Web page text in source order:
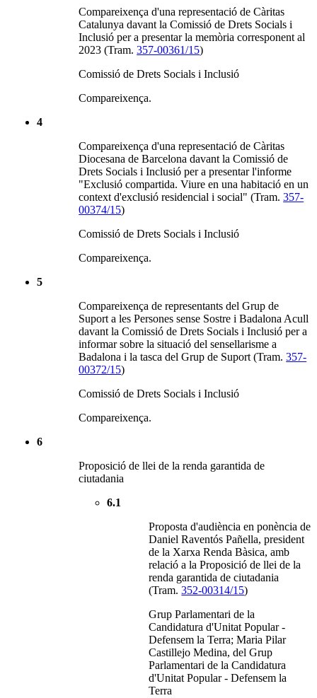
Compareixença d'una representació de Càritas
Catalunya davant la Comissió de Drets Socials i
Inclusió per a presentar la memòria corresponent al
2023 (Tram.357-00361/15)
Comissió de Drets Socials i Inclusió
Compareixença.
4
Compareixença d'una representació de Càritas
Diocesana de Barcelona davant la Comissió de
Drets Socials i Inclusió per a presentar l'informe
"Exclusió compartida. Viure en una habitació en un
context d'exclusió residencial i social" (Tram.357-
00374/15)
Comissió de Drets Socials i Inclusió
Compareixença.
5
Compareixença de representants del Grup de
Suport a les Persones sense Sostre i Badalona Acull
davant la Comissió de Drets Socials i Inclusió per a
informar sobre la situació del sensellarisme a
Badalona i la tasca del Grup de Suport (Tram.357-
00372/15)
Comissió de Drets Socials i Inclusió
Compareixença.
6
Proposició de llei de la renda garantida de
ciutadania
6.1
Proposta d'audiència en ponència de
Daniel Raventós Pañella, president
de la Xarxa Renda Bàsica, amb
relació a la Proposició de llei de la
renda garantida de ciutadania
(Tram.352-00314/15)
Grup Parlamentari de la
Candidatura d'Unitat Popular -
Defensem la Terra; Maria Pilar
Castillejo Medina, del Grup
Parlamentari de la Candidatura
d'Unitat Popular - Defensem la
Terra